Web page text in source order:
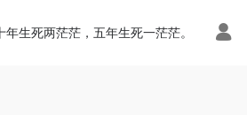
年生死两茫茫，五年生死一茫茫。